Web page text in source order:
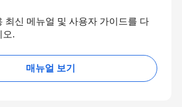
최신 메뉴얼 및 사용자 가이드를 다
오.
매뉴얼 보기